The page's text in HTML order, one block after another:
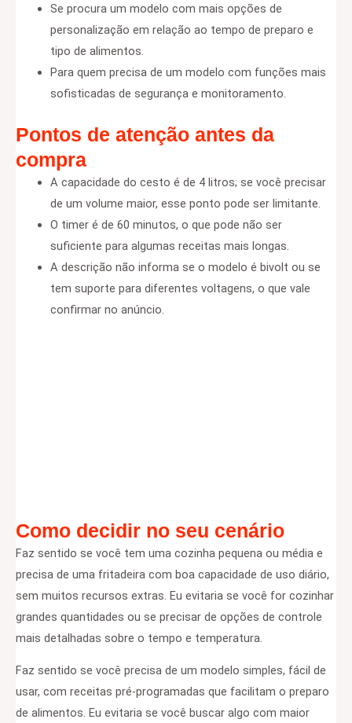
Se procura um modelo com mais opções de
personalização em relação ao tempo de preparo e
tipo de alimentos.
Para quem precisa de um modelo com funções mais
sofisticadas de segurança e monitoramento.
Pontos de atenção antes da
compra
A capacidade do cesto é de 4 litros; se você precisar
de um volume maior, esse ponto pode ser limitante.
O timer é de 60 minutos, o que pode não ser
suficiente para algumas receitas mais longas.
A descrição não informa se o modelo é bivolt ou se
tem suporte para diferentes voltagens, o que vale
confirmar no anúncio.
Como decidir no seu cenário
Faz sentido se você tem uma cozinha pequena ou média e
precisa de uma fritadeira com boa capacidade de uso diário,
sem muitos recursos extras. Eu evitaria se você for cozinhar
grandes quantidades ou se precisar de opções de controle
mais detalhadas sobre o tempo e temperatura.
Faz sentido se você precisa de um modelo simples, fácil de
usar, com receitas pré-programadas que facilitam o preparo
de alimentos. Eu evitaria se você buscar algo com maior